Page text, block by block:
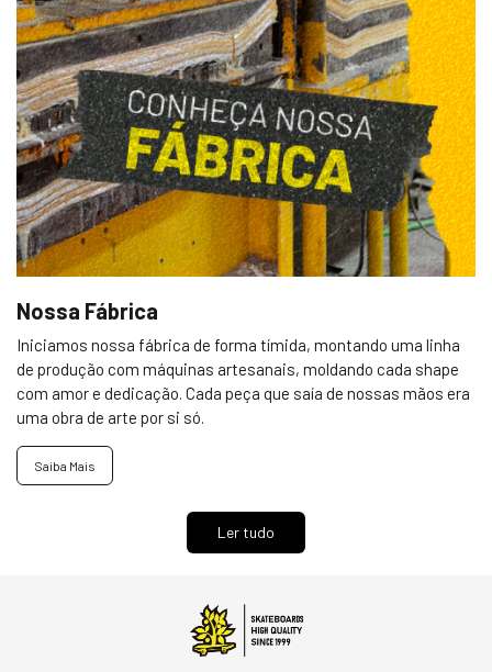
Nossa Fábrica
Iniciamos nossa fábrica de forma tímida, montando uma linha
de produção com máquinas artesanais, moldando cada shape
com amor e dedicação. Cada peça que saía de nossas mãos era
uma obra de arte por si só.
Saiba Mais
Ler tudo